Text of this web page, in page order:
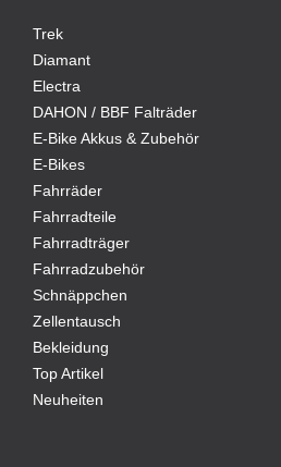
Trek
Diamant
Electra
DAHON / BBF Falträder
E-Bike Akkus & Zubehör
E-Bikes
Fahrräder
Fahrradteile
Fahrradträger
Fahrradzubehör
Schnäppchen
Zellentausch
Bekleidung
Top Artikel
Neuheiten